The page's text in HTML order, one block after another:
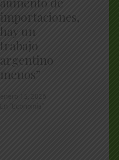
importaciones,
hay un
trabajo
argentino
menos”